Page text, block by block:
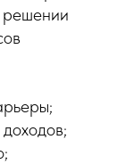
решении